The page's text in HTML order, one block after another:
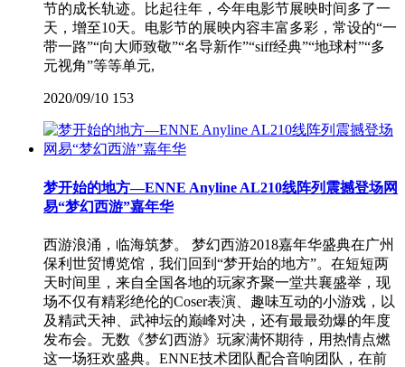
节的成长轨迹。比起往年，今年电影节展映时间多了一
天，增至10天。电影节的展映内容丰富多彩，常设的“一
带一路”“向大师致敬”“名导新作”“siff经典”“地球村”“多
元视角”等等单元,
2020/09/10 153
梦开始的地方—ENNE Anyline AL210线阵列震撼登场网
易“梦幻西游”嘉年华
西游浪涌，临海筑梦。 梦幻西游2018嘉年华盛典在广州
保利世贸博览馆，我们回到“梦开始的地方”。在短短两
天时间里，来自全国各地的玩家齐聚一堂共襄盛举，现
场不仅有精彩绝伦的Coser表演、趣味互动的小游戏，以
及精武天神、武神坛的巅峰对决，还有最最劲爆的年度
发布会。无数《梦幻西游》玩家满怀期待，用热情点燃
这一场狂欢盛典。ENNE技术团队配合音响团队，在前